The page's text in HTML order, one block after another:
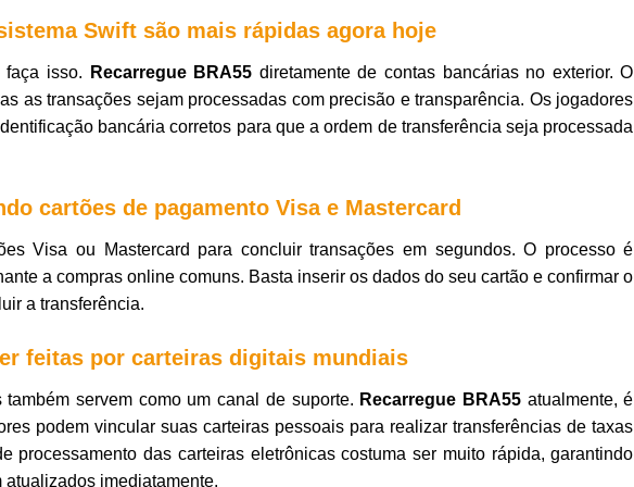
Swift são mais rápidas agora hoje
faça isso. Recarregue BRA55 diretamente de contas bancárias no exterior. O
as transações sejam processadas com precisão e transparência. Os jogadores
bancária corretos para que a ordem de transferência seja processada
cartões de pagamento Visa e Mastercard
Visa ou Mastercard para concluir transações em segundos. O processo é
a compras online comuns. Basta inserir os dados do seu cartão e confirmar o
a transferência.
feitas por carteiras digitais mundiais
servem como um canal de suporte. Recarregue BRA55 atualmente, é
podem vincular suas carteiras pessoais para realizar transferências de taxas
processamento das carteiras eletrônicas costuma ser muito rápida, garantindo
imediatamente.